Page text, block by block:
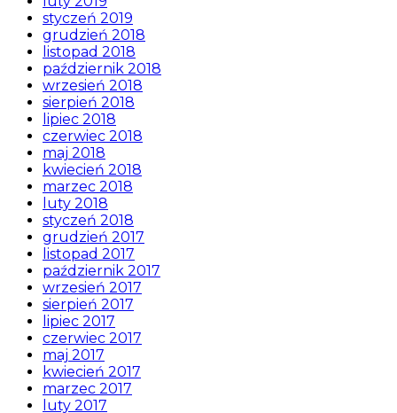
styczeń 2019
grudzień 2018
listopad 2018
październik 2018
wrzesień 2018
sierpień 2018
lipiec 2018
czerwiec 2018
maj 2018
kwiecień 2018
marzec 2018
luty 2018
styczeń 2018
grudzień 2017
listopad 2017
październik 2017
wrzesień 2017
sierpień 2017
lipiec 2017
czerwiec 2017
maj 2017
kwiecień 2017
marzec 2017
luty 2017